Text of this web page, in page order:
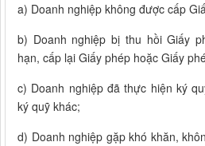
a) Doanh nghiệp không được cấp
b) Doanh nghiệp bị thu hồi Giấy
hạn, cấp lại Giấy phép hoặc Giấy
c) Doanh nghiệp đã thực hiện ký
ký quỹ khác;
d) Doanh nghiệp gặp khó khăn,